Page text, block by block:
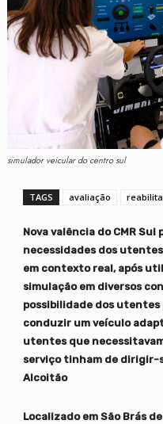
simulador veicular do centro sul
TAGS avaliação
Nova valência do CMR
necessidades dos
em contexto real, após
simulação em diversos
possibilidade dos
conduzir um veículo
utentes que
serviço tinham de dirigir-
Alcoitão
Localizado em São Brás